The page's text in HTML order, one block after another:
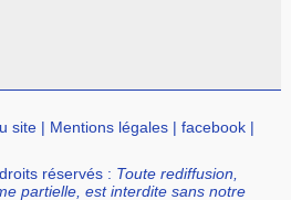
site | Mentions légales |facebook |
réservés : Toute rediffusion,
partielle, est interdite sans notre